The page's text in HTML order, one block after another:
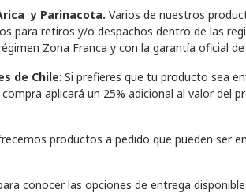
y Parinacota. Varios de nuestros
para retiros y/o despachos dentro de las
Zona Franca y con la garantía oficial
de Chile: Si prefieres que tu producto sea
aplicará un 25% adicional al valor del
productos a pedido que pueden ser
conocer las opciones de entrega